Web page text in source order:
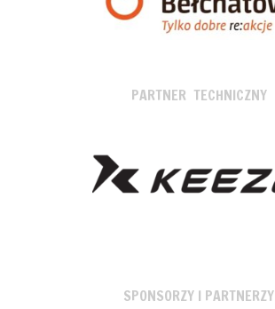
PARTNER TECHNICZNY
SPONSORZY I PARTNERZY